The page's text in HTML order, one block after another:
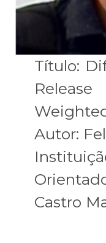
Título:
Autor:
Castro